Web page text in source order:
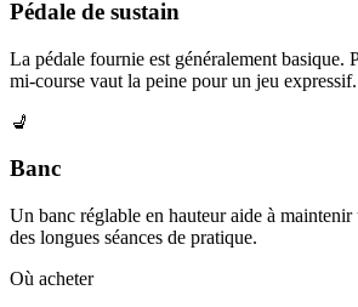
Pédale de sustain
La pédale fournie est généralement basique.
mi-course vaut la peine pour un jeu expressif.
💺
Banc
Un banc réglable en hauteur aide à
des longues séances de pratique.
Où acheter